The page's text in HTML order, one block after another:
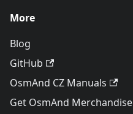
More
Blog
GitHub
OsmAnd CZ Manuals
Get OsmAnd Merchandise